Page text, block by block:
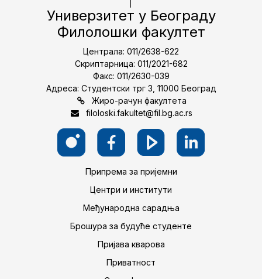
Универзитет у Београду
Филолошки факултет
Централа: 011/2638-622
Скриптарница: 011/2021-682
Факс: 011/2630-039
Адреса: Студентски трг 3, 11000 Београд
Жиро-рачун факултета
filoloski.fakultet@fil.bg.ac.rs
Припрема за пријемни
Центри и институти
Међународна сарадња
Брошура за будуће студенте
Пријава кварова
Приватност